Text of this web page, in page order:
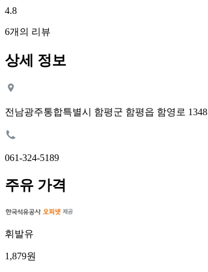
4.8
6개의 리뷰
상세 정보
전남광주통합특별시 함평군 함평읍 함영로 1348
061-324-5189
주유 가격
휘발유
1,879원